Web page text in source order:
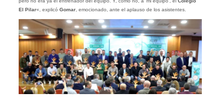
El Pilar«, explicó Gomar, emocionado, ante el aplauso de los asistentes.